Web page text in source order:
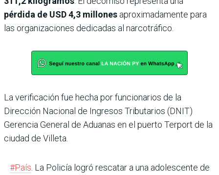
pérdida de USD 4,3 millones aproximadamente para
las organizaciones dedicadas al narcotráfico.
La verificación fue hecha por funcionarios de la
Dirección Nacional de Ingresos Tributarios (DNIT)
Gerencia General de Aduanas en el puerto Terport de la
ciudad de Villeta.
#País . La Policía logró rescatar a una adolescente de